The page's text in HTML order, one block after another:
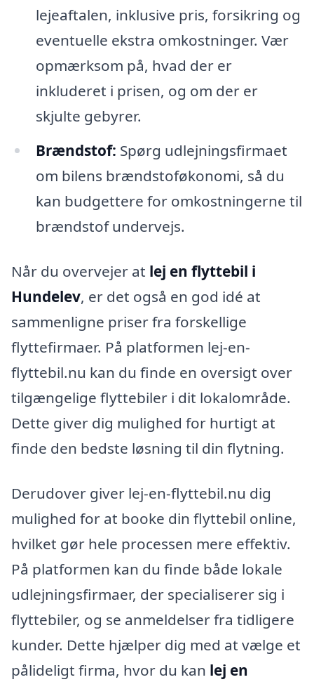
lejeaftalen, inklusive pris, forsikring og
eventuelle ekstra omkostninger. Vær
opmærksom på, hvad der er
inkluderet i prisen, og om der er
skjulte gebyrer.
Brændstof: Spørg udlejningsfirmaet
om bilens brændstoføkonomi, så du
kan budgettere for omkostningerne til
brændstof undervejs.
Når du overvejer at lej en flyttebil i
Hundelev, er det også en god idé at
sammenligne priser fra forskellige
flyttefirmaer. På platformen lej-en-
flyttebil.nu kan du finde en oversigt over
tilgængelige flyttebiler i dit lokalområde.
Dette giver dig mulighed for hurtigt at
finde den bedste løsning til din flytning.
Derudover giver lej-en-flyttebil.nu dig
mulighed for at booke din flyttebil online,
hvilket gør hele processen mere effektiv.
På platformen kan du finde både lokale
udlejningsfirmaer, der specialiserer sig i
flyttebiler, og se anmeldelser fra tidligere
kunder. Dette hjælper dig med at vælge et
pålideligt firma, hvor du kan lej en